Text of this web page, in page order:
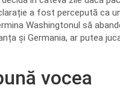
a fost percepută ca
Washingtonul să
și Germania, ar putea
vocea